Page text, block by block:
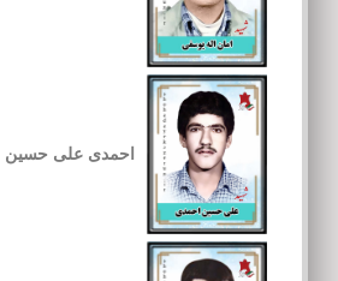
احمدی علی حسین